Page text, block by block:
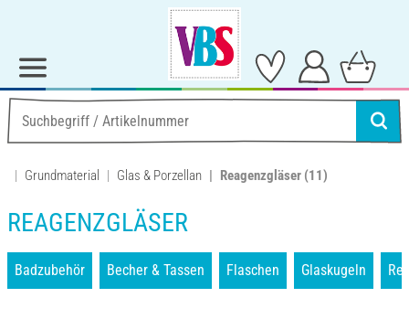
Grundmaterial Glas & Porzellan Reagenzgläser (11)
REAGENZGLÄSER
Badzubehör Becher & Tassen Flaschen Glaskugeln